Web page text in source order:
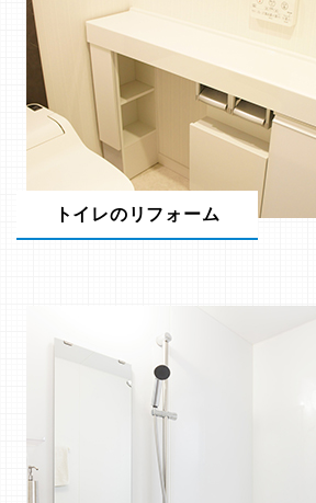
トイレのリフォーム